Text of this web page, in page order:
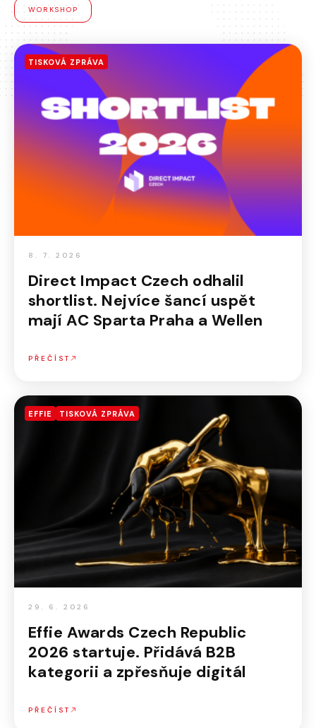
WORKSHOP
TISKOVÁ ZPRÁVA
8. 7. 2026
Direct Impact Czech odhalil
shortlist. Nejvíce šancí uspět
mají AC Sparta Praha a Wellen
PŘEČÍST
EFFIE TISKOVÁ ZPRÁVA
29. 6. 2026
Effie Awards Czech Republic
2026 startuje. Přidává B2B
kategorii a zpřesňuje digitál
PŘEČÍST